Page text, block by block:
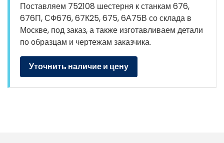
Поставляем 752108 шестерня к станкам 676,
676П, СФ676, 67К25, 675, 6А75В со склада в
Москве, под заказ, а также изготавливаем детали
по образцам и чертежам заказчика.
Уточнить наличие и цену